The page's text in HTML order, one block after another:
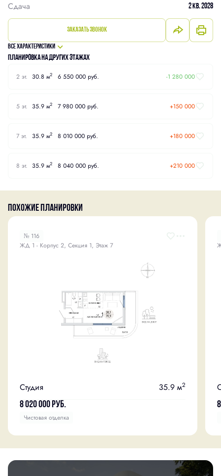
Сдача 2 кв. 2028
Заказать звонок
Все характеристики
Планировка на других этажах
2 эт. 30.8 м2 6 550 000 руб. -1 280 000
5 эт. 35.9 м2 7 980 000 руб. +150 000
7 эт. 35.9 м2 8 010 000 руб. +180 000
8 эт. 35.9 м2 8 040 000 руб. +210 000
Похожие планировки
№ 116
ЖД 1 - Корпус 2, Секция 1, Этаж 7
Студия 35.9 м2
8 020 000руб.
Чистовая отделка